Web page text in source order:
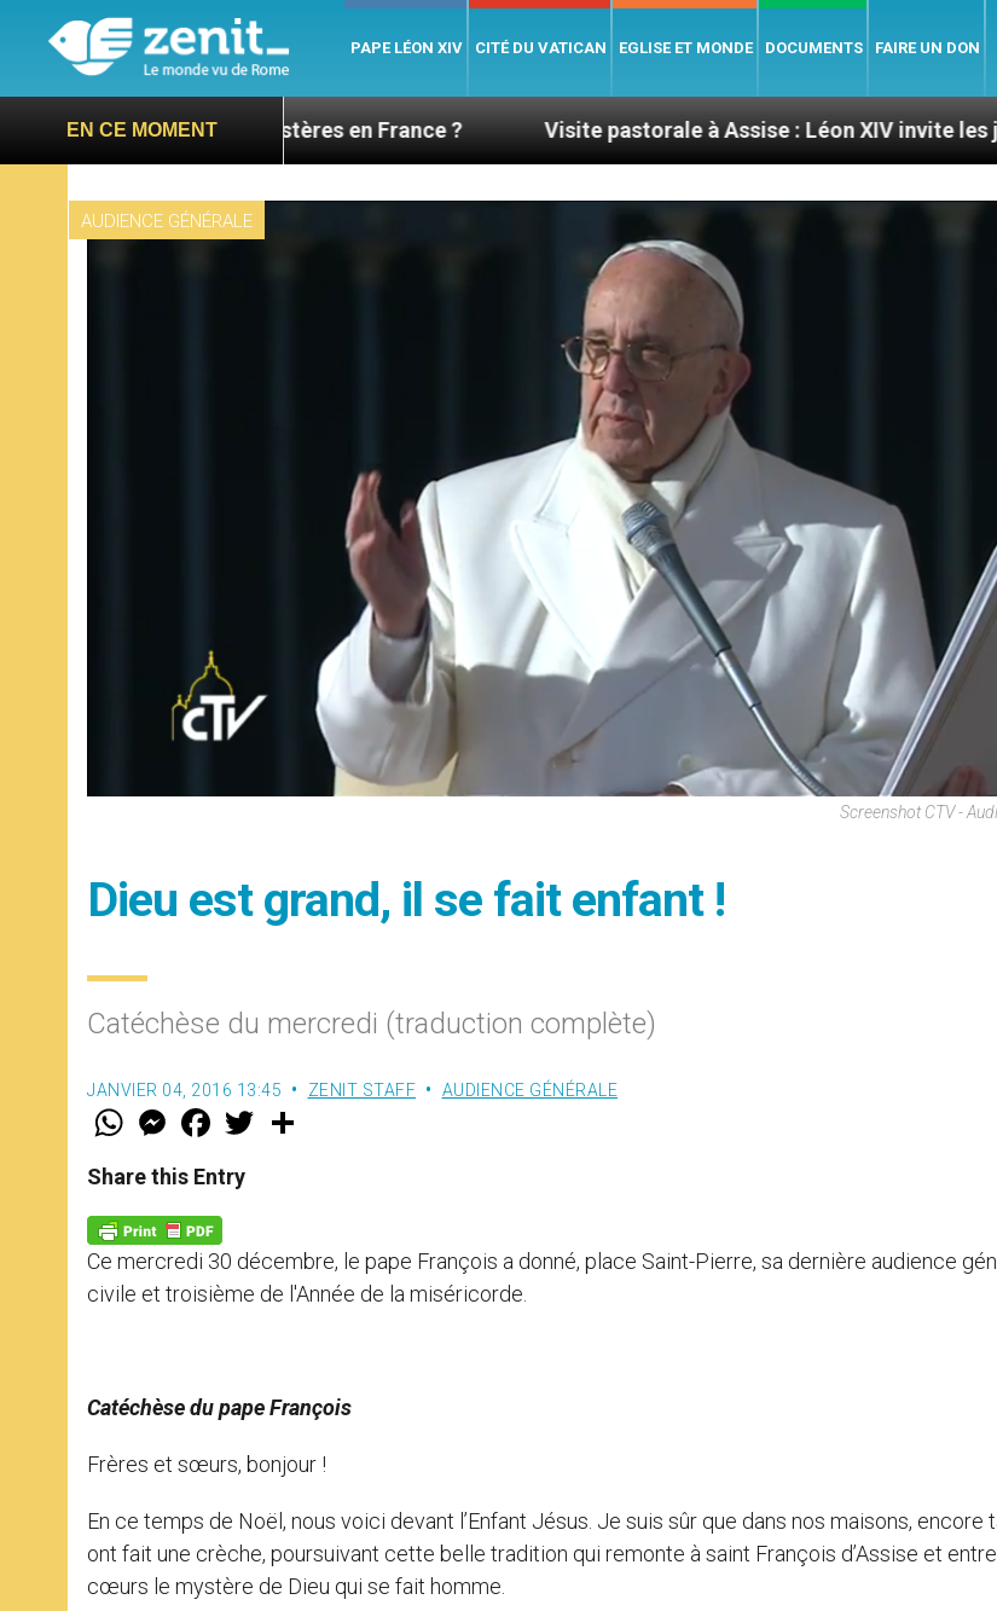
PAPE LÉON XIV CITÉ DU VATICAN EGLISE ET MONDE DOCUMENTS FAIRE UN DON
EN CE MOMENT
des monastères en France ? Visite pastorale à Assise : Léon XIV invite les jeunes à
AUDIENCE GÉNÉRALE
Screenshot CTV -
Dieu est grand, il se fait enfant !
Catéchèse du mercredi (traduction complète)
JANVIER 04, 2016 13:45 ZENIT STAFF AUDIENCE GÉNÉRALE
W
t
s
p
p
M
e
s
e
g
e
r
F
a
e
b
o
k
w
Share this Entry
Ce mercredi 30 décembre, le pape François a donné, place Saint-Pierre, sa dernière audience
civile et troisième de l'Année de la miséricorde.
Catéchèse du pape François
Frères et sœurs, bonjour !
En ce temps de Noël, nous voici devant l’Enfant Jésus. Je suis sûr que dans nos maisons, encore
ont fait une crèche, poursuivant cette belle tradition qui remonte à saint François d’Assise et
cœurs le mystère de Dieu qui se fait homme.